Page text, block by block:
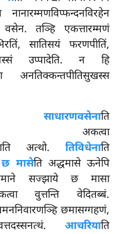
नानारम्मणविप्फन्दनविरहेन
तञ्हि एकत्तारम्मणं
सातिसयं फरणपीतिं,
उप्पादेति. न हि
अनतिक्कन्तपीतिसुखस्स
ति
अकत्वा
अत्थो. तिविधेनाति
छ मासेति अद्धमासे ऊनेपि
सज्झाये छ मासा
वुत्तन्ति वेदितब्बं.
छमासग्गहणं,
आचरियाति